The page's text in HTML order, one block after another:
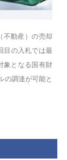
不動産）の売却
目の入札では最
象となる国有財
の調達が可能と